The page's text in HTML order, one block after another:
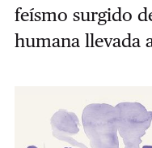
feísmo surgido
humana llevada